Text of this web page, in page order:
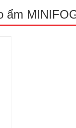
ẩm